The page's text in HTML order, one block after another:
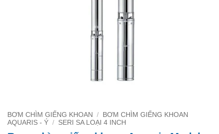
BƠM CHÌM GIẾNG KHOAN / BƠM CHÌM GIẾNG KHOAN
AQUARIS - Ý / SERI SA LOẠI 4 INCH